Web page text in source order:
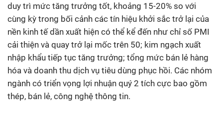
duy trì mức tăng trưởng tốt, khoảng 15-20% so với
cùng kỳ trong bối cảnh các tín hiệu khởi sắc trở lại của
nền kinh tế dần xuất hiện có thể kể đến như chỉ số PMI
cải thiện và quay trở lại mốc trên 50; kim ngạch xuất
nhập khẩu tiếp tục tăng trưởng; tổng mức bán lẻ hàng
hóa và doanh thu dịch vụ tiêu dùng phục hồi. Các nhóm
ngành có triển vọng lợi nhuận quý 2 tích cực bao gồm
thép, bán lẻ, công nghệ thông tin.